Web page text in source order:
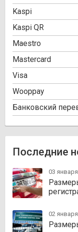
Kaspi
Kaspi QR
Maestro
Mastercard
Visa
Wooppay
Банковский
Последние
03 января
02 января